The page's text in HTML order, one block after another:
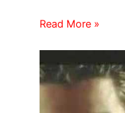
Read More »